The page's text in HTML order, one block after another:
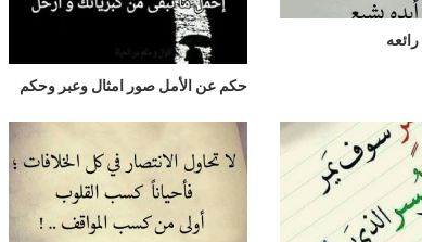
حكم عن الأمل صور امثال وعبر وحكم